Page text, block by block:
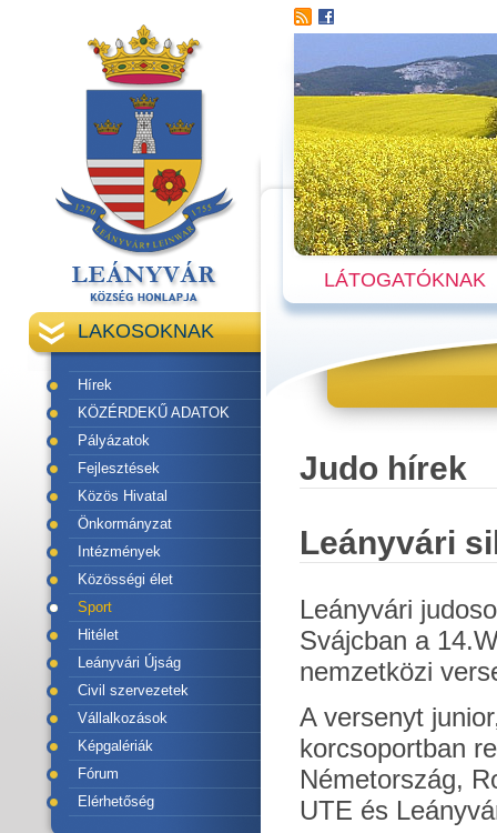
LAKOSOKNAK
Hírek
KÖZÉRDEKŰ ADATOK
Pályázatok
Fejlesztések
Közös Hivatal
Önkormányzat
Intézmények
Közösségi élet
Sport
Hitélet
Leányvári Újság
Civil szervezetek
Vállalkozások
Képgalériák
Fórum
Elérhetőség
LÁTOGATÓKNAK
Judo hírek
Leányvári
Leányvári
Svájcban a
nemzetközi
A versenyt
korcsoportban
Németország,
UTE és